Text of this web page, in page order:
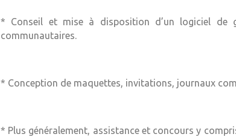
* Conseil et mise à disposition d’un logiciel de
communautaires.
* Conception de maquettes, invitations, journaux
* Plus généralement, assistance et concours y